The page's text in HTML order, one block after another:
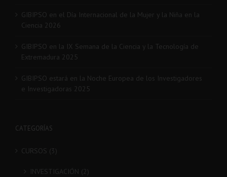
GIBIPSO en el Día Internacional de la Mujer y la Niña en la
Ciencia 2026
GIBIPSO en la IX Semana de la Ciencia y la Tecnología de
Extremadura 2025
GIBIPSO estará en la Noche Europea de los Investigadores
e Investigadoras 2025
CATEGORÍAS
CURSOS (3)
INVESTIGACIÓN (2)